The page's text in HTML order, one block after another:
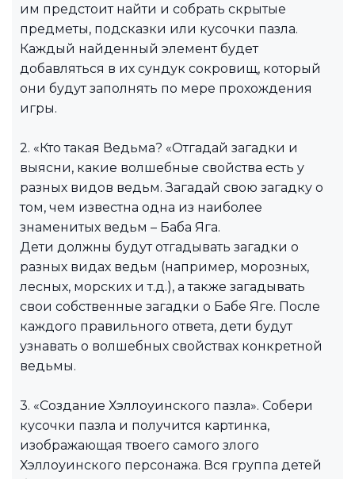
им предстоит найти и собрать скрытые
предметы, подсказки или кусочки пазла.
Каждый найденный элемент будет
добавляться в их сундук сокровищ, который
они будут заполнять по мере прохождения
игры.
2. «Кто такая Ведьма? «Отгадай загадки и
выясни, какие волшебные свойства есть у
разных видов ведьм. Загадай свою загадку о
том, чем известна одна из наиболее
знаменитых ведьм – Баба Яга.
Дети должны будут отгадывать загадки о
разных видах ведьм (например, морозных,
лесных, морских и т.д.), а также загадывать
свои собственные загадки о Бабе Яге. После
каждого правильного ответа, дети будут
узнавать о волшебных свойствах конкретной
ведьмы.
3. «Создание Хэллоуинского пазла». Собери
кусочки пазла и получится картинка,
изображающая твоего самого злого
Хэллоуинского персонажа. Вся группа детей